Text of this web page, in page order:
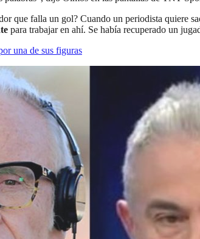
que falla un gol? Cuando un periodista quiere
para trabajar en ahí. Se había recuperado un
una de sus figuras